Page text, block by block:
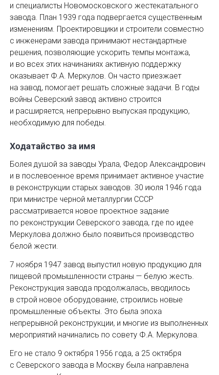
и специалисты Новомосковского жестекатального
завода. План 1939 года подвергается существенным
изменениям. Проектировщики и строители совместно
с инженерами завода принимают нестандартные
решения, позволяющие ускорить темпы монтажа,
и во всех этих начинаниях активную поддержку
оказывает Ф.А. Меркулов. Он часто приезжает
на завод, помогает решать сложные задачи. В годы
войны Северский завод активно строится
и расширяется, непрерывно выпуская продукцию,
необходимую для победы.
Ходатайство за имя
Болея душой за заводы Урала, Федор Александрович
и в послевоенное время принимает активное участие
в реконструкции старых заводов. 30 июля 1946 года
при министре черной металлургии СССР
рассматривается новое проектное задание
по реконструкции Северского завода, где по идее
Меркулова должно было появиться производство
белой жести.
7 ноября 1947 завод выпустил новую продукцию для
пищевой промышленности страны — ​белую жесть.
Реконструкция завода продолжалась, вводилось
в строй новое оборудование, строились новые
промышленные объекты. Это была эпоха
непрерывной реконструкции, и многие из выполненных
мероприятий начинались по совету Ф.А. Меркулова.
Его не стало 9 октября 1956 года, а 25 октября
с Северского завода в Москву была направлена